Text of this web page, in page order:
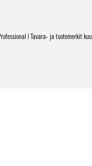
| Tavara- ja tuotemerkit